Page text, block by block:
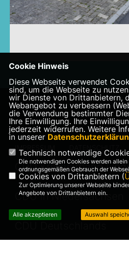
IMPRESSUM
CDU Kreisverband
CDU in Niedersachsen
Cookie Hinweis
Diese Webseite verwendet
sind, um die Webseite zu
wir Dienste von Drittanbietern,
Webangebot zu verbessern
die Verwendung bestimmter
Ihre Einwilligung. Ihre
jederzeit widerrufen. Weitere
in unserer
Technisch notwendige
Die notwendigen Cookies werden allein
ordnungsgemäßen Gebrauch der
Cookies von Drittanbietern (
Zur Optimierung unserer Webseite
Angebote von Drittanbietern ein.
Alle akzeptieren Auswahl